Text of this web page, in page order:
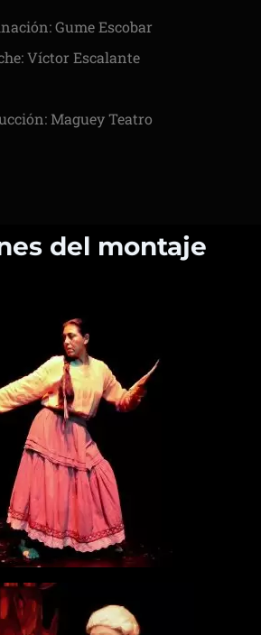
Gume Escobar
Víctor Escalante
Maguey Teatro
del montaje